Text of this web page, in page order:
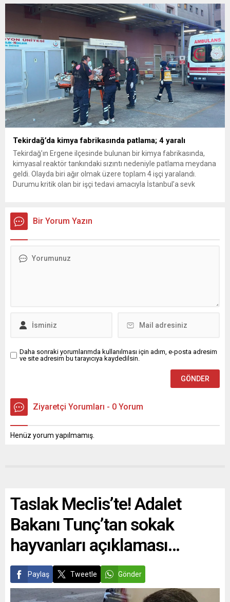
inceleme ve arama çalışmaları devam ediyor. İstanbul’da...
Tekirdağ’da kimya fabrikasında patlama; 4 yaralı
Tekirdağ’ın Ergene ilçesinde bulunan bir kimya fabrikasında,
kimyasal reaktör tankındaki sızıntı nedeniyle patlama meydana
geldi. Olayda biri ağır olmak üzere toplam 4 işçi yaralandı.
Durumu kritik olan bir işçi tedavi amacıyla İstanbul’a sevk
ilçesine...
Bir Yorum Yazın
Daha sonraki yorumlarımda kullanılması için adım, e-posta adresim
ve site adresim bu tarayıcıya kaydedilsin.
Ziyaretçi Yorumları - 0 Yorum
Henüz yorum yapılmamış.
Taslak Meclis’te! Adalet
Bakanı Tunç’tan sokak
hayvanları açıklaması…
Paylaş Tweetle Gönder